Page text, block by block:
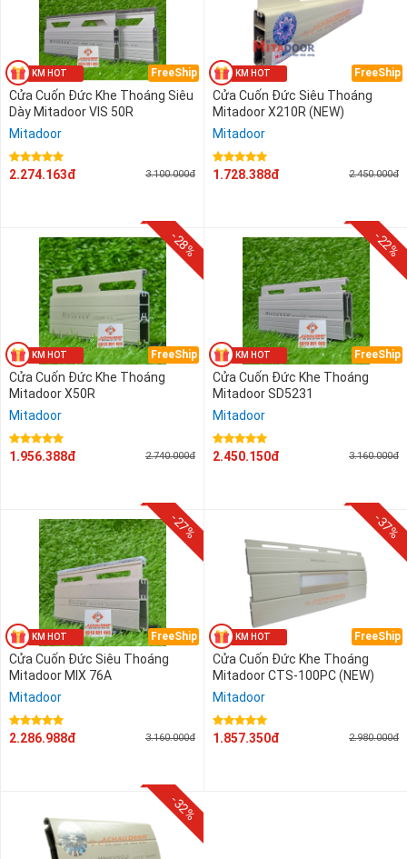
FreeShip
Cửa Cuốn Đức Khe Thoáng Siêu
Dày Mitadoor VIS 50R
Mitadoor
2.274.163đ 3.100.000đ
FreeShip
Cửa Cuốn Đức Siêu Thoáng
Mitadoor X210R (NEW)
Mitadoor
1.728.388đ 2.450.000đ
FreeShip
-28%
Cửa Cuốn Đức Khe Thoáng
Mitadoor X50R
Mitadoor
1.956.388đ 2.740.000đ
FreeShip
-22%
Cửa Cuốn Đức Khe Thoáng
Mitadoor SD5231
Mitadoor
2.450.150đ 3.160.000đ
FreeShip
-27%
Cửa Cuốn Đức Siêu Thoáng
Mitadoor MIX 76A
Mitadoor
2.286.988đ 3.160.000đ
FreeShip
-37%
Cửa Cuốn Đức Khe Thoáng
Mitadoor CTS-100PC (NEW)
Mitadoor
1.857.350đ 2.980.000đ
-32%